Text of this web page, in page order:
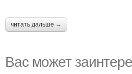
читать дальше →
Вас может